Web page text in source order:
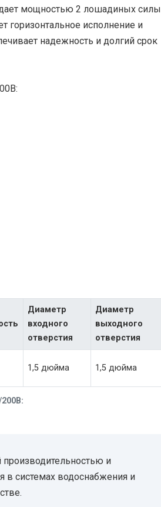
мощностью 2 лошадиных силы
горизонтальное исполнение и
надежность и долгий срок
Диаметр
входного
отверстия
Диаметр
выходного
отверстия
1,5 дюйма 1,5 дюйма
производительностью и
в системах водоснабжения и